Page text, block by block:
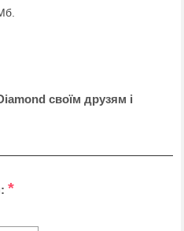
своїм друзям і
*